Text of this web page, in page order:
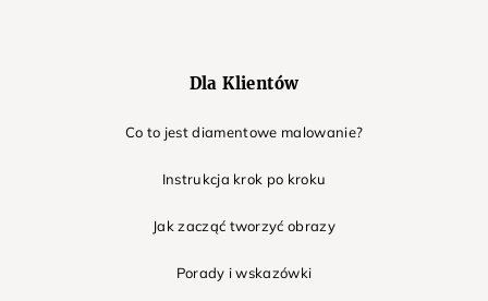
Dla Klientów
Co to jest diamentowe malowanie?
Instrukcja krok po kroku
Jak zacząć tworzyć obrazy
Porady i wskazówki